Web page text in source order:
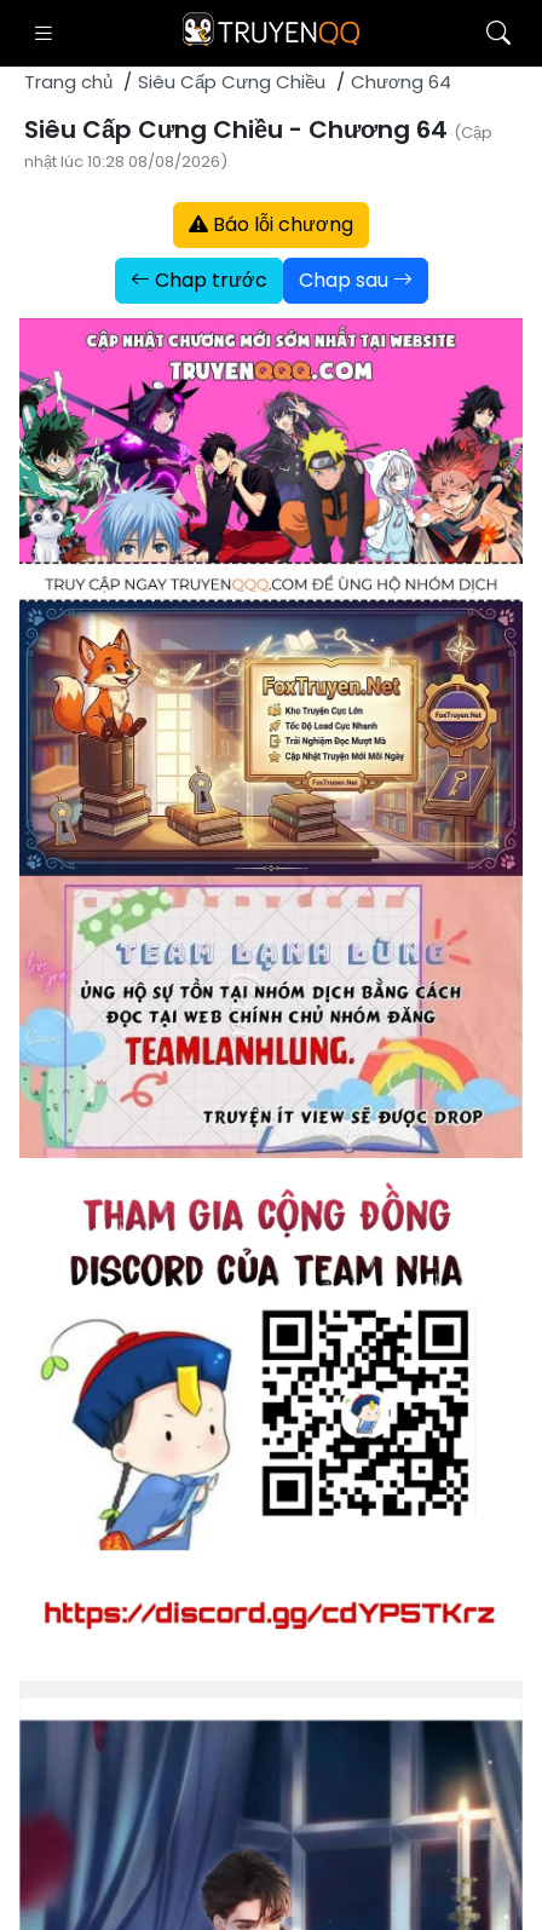
Trang chủ Siêu Cấp Cưng Chiều Chương 64
Siêu Cấp Cưng Chiều - Chương 64 (Cập
nhật lúc 10:28 08/08/2026)
Báo lỗi chương
Chap trước
Chap sau